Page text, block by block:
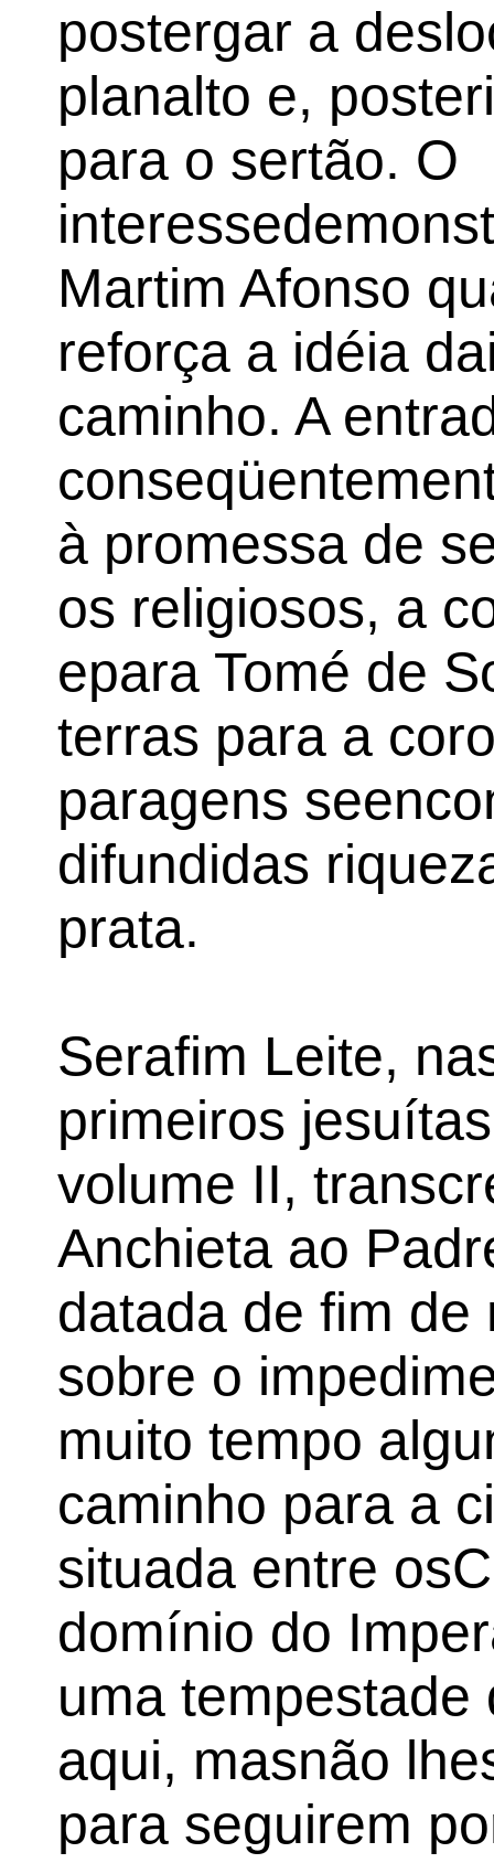
postergar a
planalto e,
para o sertão. O
Martim Afonso
reforça a idéia
caminho. A
à promessa de
os religiosos, a
epara Tomé de
terras para a
paragens
difundidas
prata.
Serafim Leite,
primeiros
volume II,
Anchieta ao
datada de fim
sobre o
muito tempo
caminho para a
situada entre
domínio do
uma
aqui, masnão
para seguirem